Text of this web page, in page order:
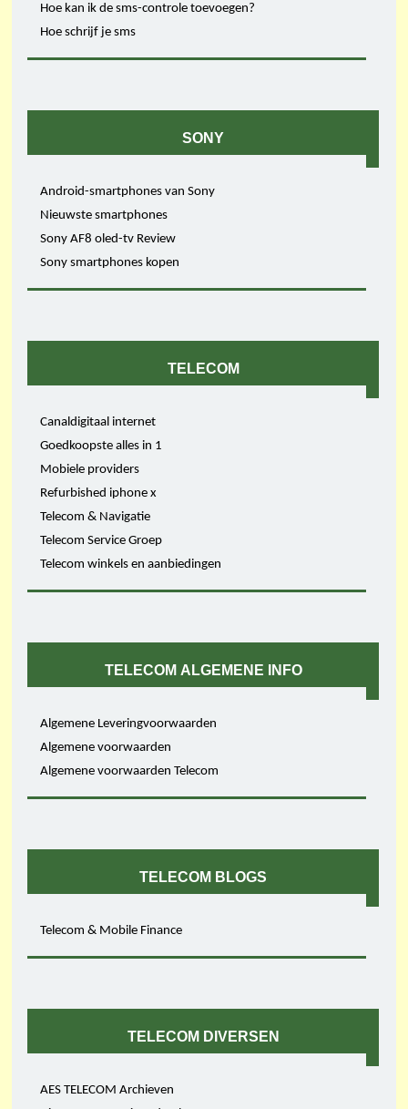
Hoe kan ik de sms-controle toevoegen?
Hoe schrijf je sms
SONY
Android-smartphones van Sony
Nieuwste smartphones
Sony AF8 oled-tv Review
Sony smartphones kopen
TELECOM
Canaldigitaal internet
Goedkoopste alles in 1
Mobiele providers
Refurbished iphone x
Telecom & Navigatie
Telecom Service Groep
Telecom winkels en aanbiedingen
TELECOM ALGEMENE INFO
Algemene Leveringvoorwaarden
Algemene voorwaarden
Algemene voorwaarden Telecom
TELECOM BLOGS
Telecom & Mobile Finance
TELECOM DIVERSEN
AES TELECOM Archieven